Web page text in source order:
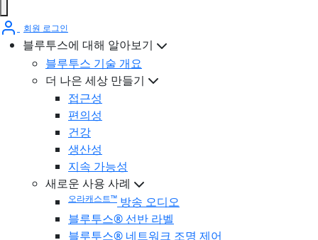
회원 로그인
블루투스에 대해 알아보기
블루투스 기술 개요
더 나은 세상 만들기
접근성
편의성
건강
생산성
지속 가능성
새로운 사용 사례
오라캐스트™ 방송 오디오
블루투스® 선반 라벨
블루투스® 네트워크 조명 제어